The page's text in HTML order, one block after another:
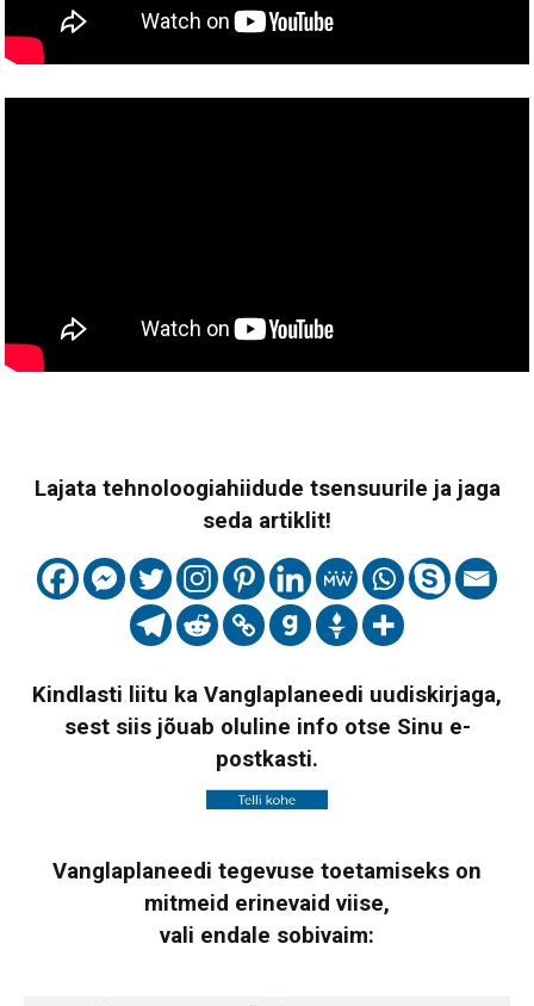
Lajata tehnoloogiahiidude tsensuurile ja jaga
seda artiklit!
Kindlasti liitu ka Vanglaplaneedi uudiskirjaga,
sest siis jõuab oluline info otse Sinu e-
postkasti.
Vanglaplaneedi tegevuse toetamiseks on
mitmeid erinevaid viise,
vali endale sobivaim: